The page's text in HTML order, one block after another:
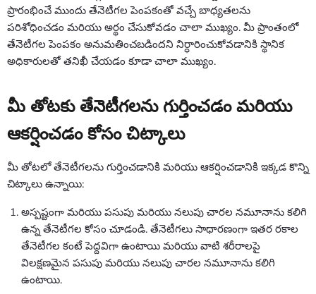
ప్రారంభించే ముందు తేనెటీగల పెంపకంతో వచ్చే బాధ్యతలను
పరిశోధించడం మరియు అర్థం చేసుకోవడం చాలా ముఖ్యం. మీ ప్రాంతంలో
తేనెటీగల పెంపకం అనుమతించబడిందని నిర్ధారించుకోవడానికి స్థానిక
అధికారులతో తనిఖీ చేయడం కూడా చాలా ముఖ్యం.
మీ తోటకు తేనెటీగలను గుర్తించడం మరియు
ఆకర్షించడం కోసం చిట్కాలు
మీ తోటలో తేనెటీగలను గుర్తించడానికి మరియు ఆకర్షించడానికి ఇక్కడ కొన్ని
చిట్కాలు ఉన్నాయి:
అస్పష్టంగా మరియు పసుపు మరియు నలుపు చారల నమూనాను కలిగి
ఉన్న తేనెటీగల కోసం చూడండి. తేనెటీగలు సాధారణంగా ఇతర రకాల
తేనెటీగల కంటే పెద్దవిగా ఉంటాయి మరియు వాటి శరీరాలపై
విలక్షణమైన పసుపు మరియు నలుపు చారల నమూనాను కలిగి
ఉంటాయి.